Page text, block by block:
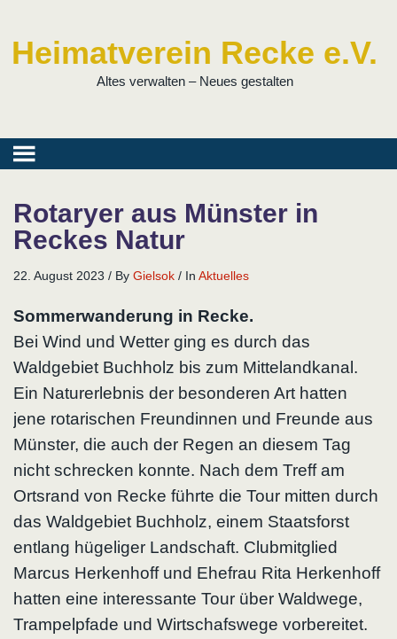
Heimatverein Recke e.V.
Altes verwalten – Neues gestalten
Rotaryer aus Münster in
Reckes Natur
22. August 2023 / By Gielsok / In Aktuelles
Sommerwanderung in Recke.
Bei Wind und Wetter ging es durch das
Waldgebiet Buchholz bis zum Mittelandkanal.
Ein Naturerlebnis der besonderen Art hatten
jene rotarischen Freundinnen und Freunde aus
Münster, die auch der Regen an diesem Tag
nicht schrecken konnte. Nach dem Treff am
Ortsrand von Recke führte die Tour mitten durch
das Waldgebiet Buchholz, einem Staatsforst
entlang hügeliger Landschaft. Clubmitglied
Marcus Herkenhoff und Ehefrau Rita Herkenhoff
hatten eine interessante Tour über Waldwege,
Trampelpfade und Wirtschafswege vorbereitet.